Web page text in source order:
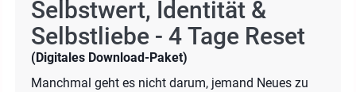
Selbstwert, Identität &
Selbstliebe - 4 Tage Reset
(Digitales Download-Paket)
Manchmal geht es nicht darum, jemand Neues zu